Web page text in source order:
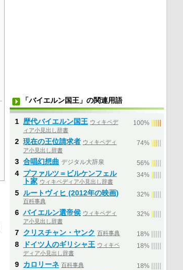
「バイエルン国王」の関連用語
1 歴代バイエルン国王 ウィキペデ
ィア小見出し辞書
100%
2 現在の王位請求者 ウィキペディ
ア小見出し辞書
74%
3 合唱幻想曲 デジタル大辞泉 56%
4 プファルツ＝ビルケンフェル
ト家 ウィキペディア小見出し辞書
34%
5 ルートヴィヒ (2012年の映画)
百科事典
32%
6 バイエルン選帝侯 ウィキペディ
ア小見出し辞書
32%
7 クリスチャン・ヤンク 百科事典 18%
8 ドイツ人のギリシャ王 ウィキペ
ディア小見出し辞書
18%
9 カロリーネ 百科事典 18%